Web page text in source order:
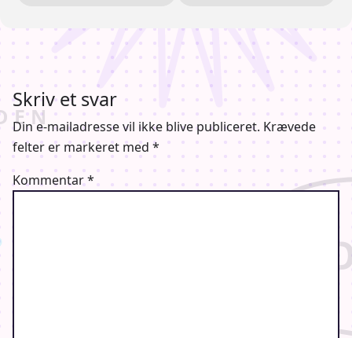
Skriv et svar
Din e-mailadresse vil ikke blive publiceret. Krævede
felter er markeret med *
Kommentar*